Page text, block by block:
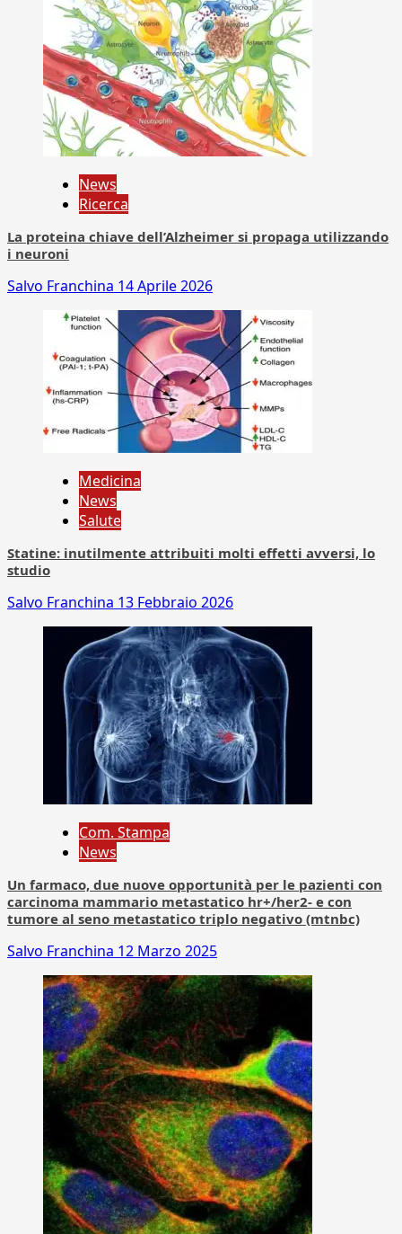
News
Ricerca
La proteina chiave dell’Alzheimer si propaga utilizzando
i neuroni
Salvo Franchina 14 Aprile 2026
Medicina
News
Salute
Statine: inutilmente attribuiti molti effetti avversi, lo
studio
Salvo Franchina 13 Febbraio 2026
Com. Stampa
News
Un farmaco, due nuove opportunità per le pazienti con
carcinoma mammario metastatico hr+/her2- e con
tumore al seno metastatico triplo negativo (mtnbc)
Salvo Franchina 12 Marzo 2025